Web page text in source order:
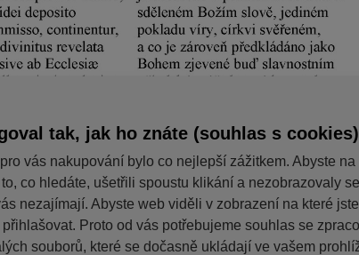
tak, jak ho znáte (souhlas s cookies)
vás nakupování bylo co nejlepší zážitkem. Abyste na
co hledáte, ušetřili spoustu klikání a nezobrazovaly
nezajímají. Abyste web viděli v zobrazení na které
Proto od vás potřebujeme souhlas se
souborů, které se dočasně ukládají ve vašem